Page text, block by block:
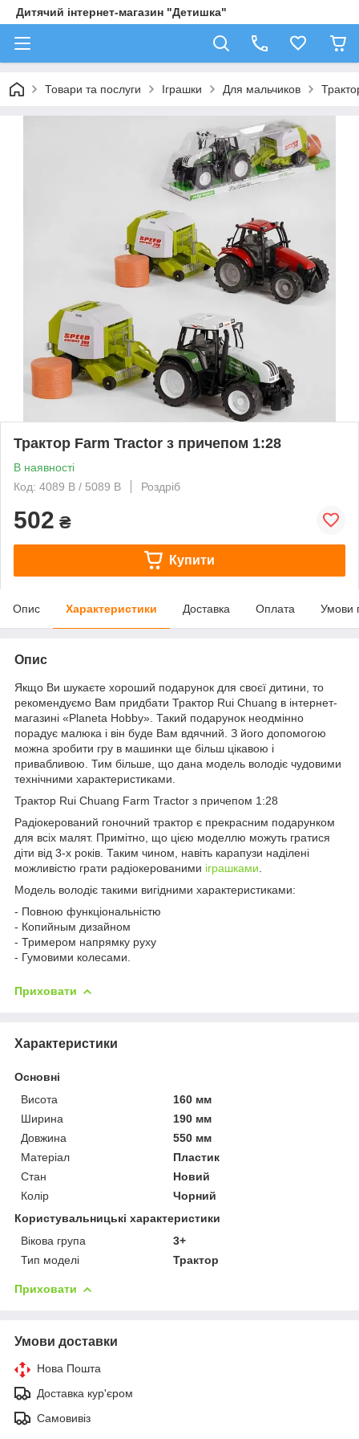
Дитячий інтернет-магазин "Детишка"
Товари та послуги Іграшки Для мальчиков
Трактор Farm Tractor з причепом 1:28
В наявності
Код: 4089 B / 5089 B
Роздріб
502 ₴
Купити
Опис Характеристики Доставка Оплата Умови
Опис
Якщо Ви шукаєте хороший подарунок для своєї дитини, то
рекомендуємо Вам придбати Трактор Rui Chuang в інтернет-
магазині «Planeta Hobby». Такий подарунок неодмінно
порадує малюка і він буде Вам вдячний. З його допомогою
можна зробити гру в машинки ще більш цікавою і
привабливою. Тим більше, що дана модель володіє чудовими
технічними характеристиками.
Трактор Rui Chuang Farm Tractor з причепом 1:28
Радіокерований гоночний трактор є прекрасним подарунком
для всіх малят. Примітно, що цією моделлю можуть гратися
діти від 3-х років. Таким чином, навіть карапузи наділені
можливістю грати радіокерованими іграшками
Модель володіє такими вигідними характеристиками:
- Повною функціональністю
- Копийным дизайном
- Тримером напрямку руху
- Гумовими колесами.
Приховати
Характеристики
Основні
Висота
160 мм
Ширина
190 мм
Довжина
550 мм
Матеріал
Пластик
Стан
Новий
Колір
Чорний
Користувальницькі характеристики
Вікова група
3+
Тип моделі
Трактор
Приховати
Умови доставки
Нова Пошта
Доставка кур'єром
Самовивіз